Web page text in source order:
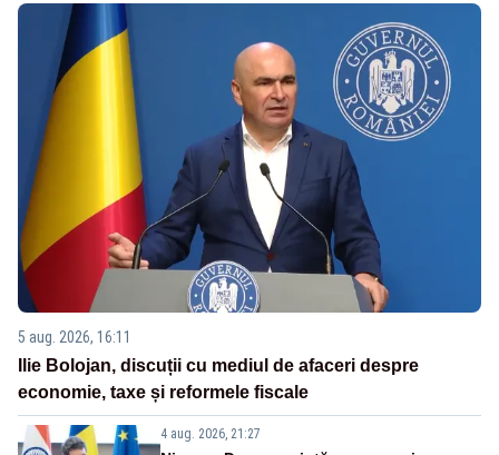
5 aug. 2026, 16:11
Ilie Bolojan, discuții cu mediul de afaceri despre
economie, taxe și reformele fiscale
4 aug. 2026, 21:27